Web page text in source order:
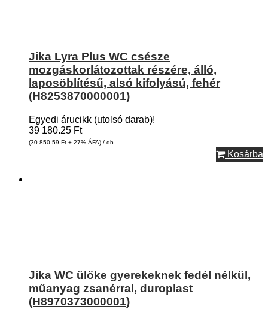
Jika Lyra Plus WC csésze
mozgáskorlátozottak részére, álló,
laposöblítésű, alsó kifolyású, fehér
(H8253870000001)
Egyedi árucikk (utolsó darab)!
39 180.25 Ft
(30 850.59 Ft + 27% ÁFA) / db
Kosárba
Jika WC ülőke gyerekeknek fedél nélkül,
műanyag zsanérral, duroplast
(H8970373000001)